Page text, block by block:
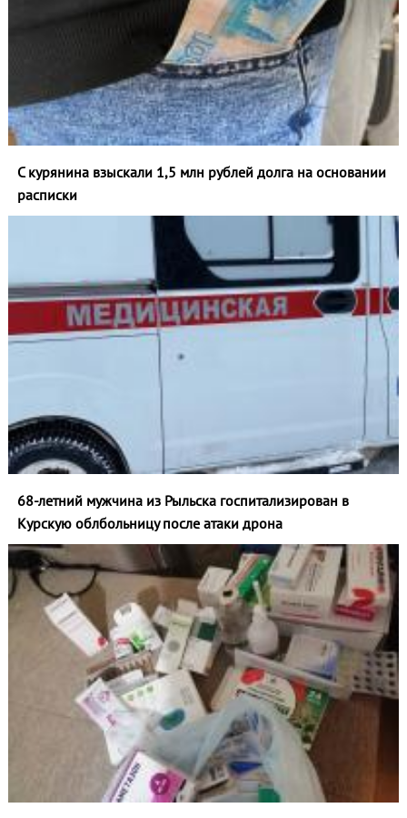
С курянина взыскали 1,5 млн рублей долга на основании
расписки
68-летний мужчина из Рыльска госпитализирован в
Курскую облбольницу после атаки дрона